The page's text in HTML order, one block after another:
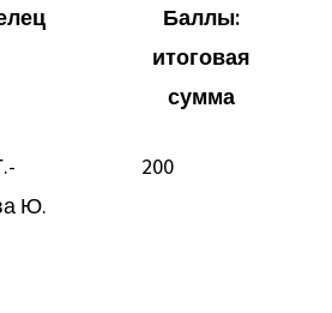
Баллы:
итоговая
сумма
Ю.
200